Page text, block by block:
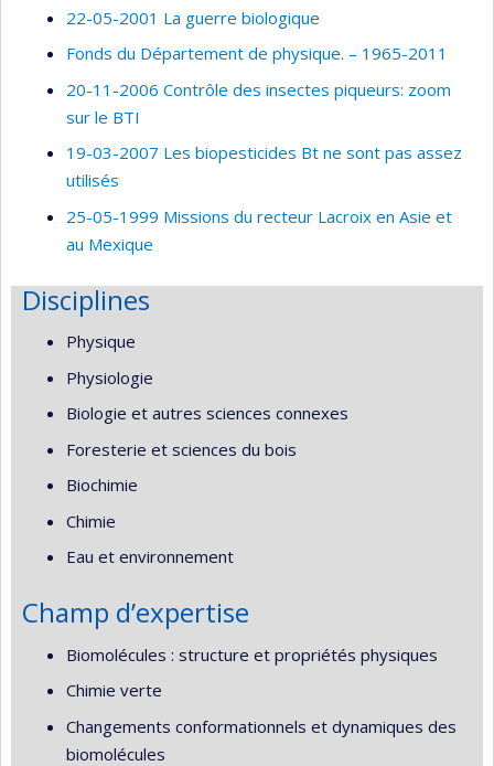
22-05-2001 La guerre biologique
Fonds du Département de physique. – 1965-2011
20-11-2006 Contrôle des insectes piqueurs: zoom
sur le BTI
19-03-2007 Les biopesticides Bt ne sont pas assez
utilisés
25-05-1999 Missions du recteur Lacroix en Asie et
au Mexique
Disciplines
Physique
Physiologie
Biologie et autres sciences connexes
Foresterie et sciences du bois
Biochimie
Chimie
Eau et environnement
Champ d’expertise
Biomolécules : structure et propriétés physiques
Chimie verte
Changements conformationnels et dynamiques des
biomolécules